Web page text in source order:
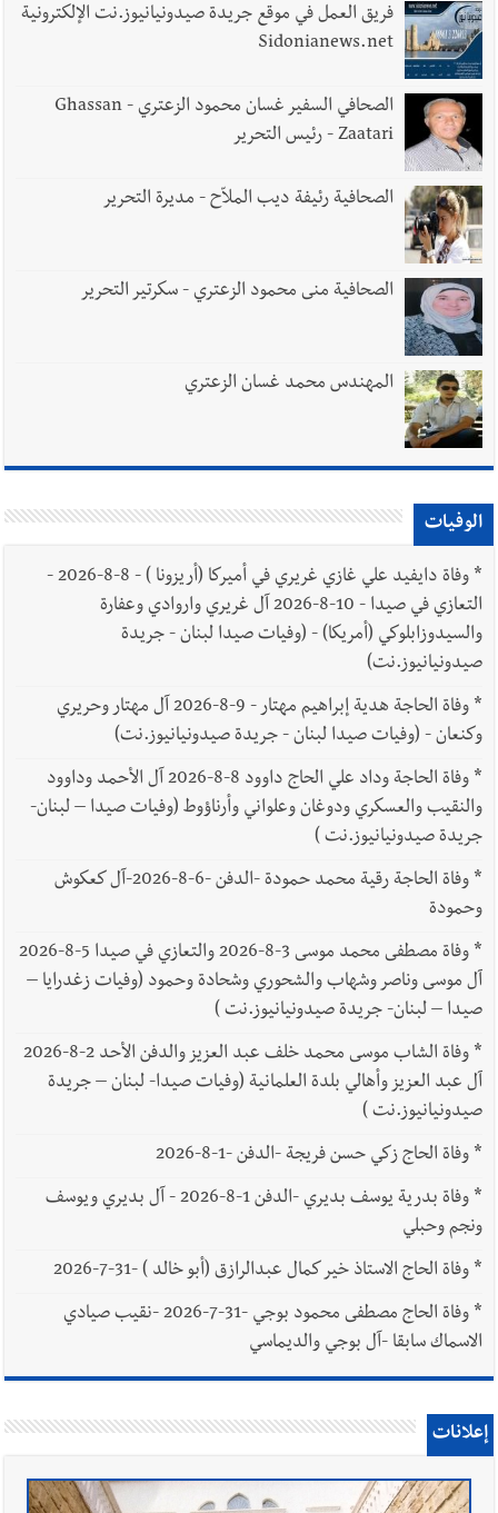
فريق العمل في موقع جريدة صيدونيانيوز.نت الإلكترونية
Sidonianews.net
الصحافي السفير غسان محمود الزعتري - Ghassan
Zaatari - رئيس التحرير
الصحافية رئيفة ديب الملاّح - مديرة التحرير
الصحافية منى محمود الزعتري - سكرتير التحرير
المهندس محمد غسان الزعتري
الوفيات
*
وفاة دايفيد علي غازي غريري في أميركا (أريزونا ) - 8-8-2026 -
التعازي في صيدا - 10-8-2026 آل غريري واروادي وعفارة
والسيدوزابلوكي (أمريكا) - (وفيات صيدا لبنان - جريدة
صيدونيانيوز.نت)
*
وفاة الحاجة هدية إبراهيم مهتار - 9-8-2026 آل مهتار وحريري
وكنعان - (وفيات صيدا لبنان - جريدة صيدونيانيوز.نت)
*
وفاة الحاجة وداد علي الحاج داوود 8-8-2026 آل الأحمد وداوود
والنقيب والعسكري ودوغان وعلواني وأرناؤوط (وفيات صيدا – لبنان-
جريدة صيدونيانيوز.نت )
*
وفاة الحاجة رقية محمد حمودة -الدفن -6-8-2026-آل كعكوش
وحمودة
*
وفاة مصطفى محمد موسى 3-8-2026 والتعازي في صيدا 5-8-2026
آل موسى وناصر وشهاب والشحوري وشحادة وحمود (وفيات زغدرايا –
صيدا – لبنان- جريدة صيدونيانيوز.نت )
*
وفاة الشاب موسى محمد خلف عبد العزيز والدفن الأحد 2-8-2026
آل عبد العزيز وأهالي بلدة العلمانية (وفيات صيدا- لبنان – جريدة
صيدونيانيوز.نت )
*وفاة الحاج زكي حسن فريجة -الدفن -1-8-2026
*
وفاة بدرية يوسف بديري -الدفن 1-8-2026 - آل بديري ويوسف
ونجم وحبلي
*وفاة الحاج الاستاذ خير كمال عبدالرازق (أبو خالد ) -31-7-2026
*
وفاة الحاج مصطفى محمود بوجي -31-7-2026 -نقيب صيادي
الاسماك سابقا -آل بوجي والديماسي
إعلانات